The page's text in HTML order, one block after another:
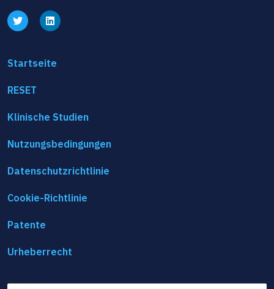
Startseite
RESET
Klinische Studien
Nutzungsbedingungen
Datenschutzrichtlinie
Cookie-Richtlinie
Patente
Urheberrecht
Name